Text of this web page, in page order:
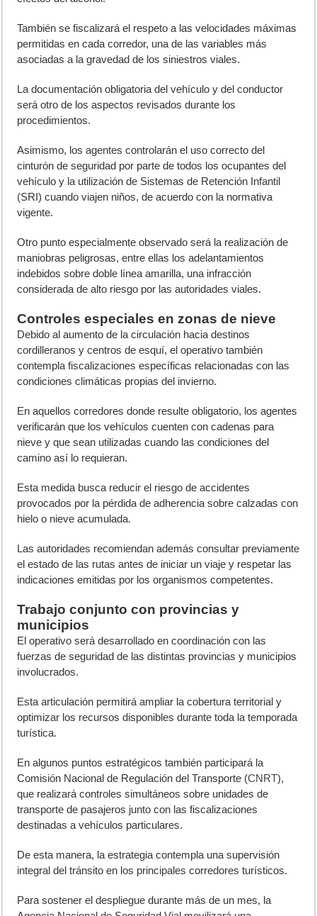
También se fiscalizará el respeto a las velocidades máximas
permitidas en cada corredor, una de las variables más
asociadas a la gravedad de los siniestros viales.
La documentación obligatoria del vehículo y del conductor
será otro de los aspectos revisados durante los
procedimientos.
Asimismo, los agentes controlarán el uso correcto del
cinturón de seguridad por parte de todos los ocupantes del
vehículo y la utilización de Sistemas de Retención Infantil
(SRI) cuando viajen niños, de acuerdo con la normativa
vigente.
Otro punto especialmente observado será la realización de
maniobras peligrosas, entre ellas los adelantamientos
indebidos sobre doble línea amarilla, una infracción
considerada de alto riesgo por las autoridades viales.
Controles especiales en zonas de nieve
Debido al aumento de la circulación hacia destinos
cordilleranos y centros de esquí, el operativo también
contempla fiscalizaciones específicas relacionadas con las
condiciones climáticas propias del invierno.
En aquellos corredores donde resulte obligatorio, los agentes
verificarán que los vehículos cuenten con cadenas para
nieve y que sean utilizadas cuando las condiciones del
camino así lo requieran.
Esta medida busca reducir el riesgo de accidentes
provocados por la pérdida de adherencia sobre calzadas con
hielo o nieve acumulada.
Las autoridades recomiendan además consultar previamente
el estado de las rutas antes de iniciar un viaje y respetar las
indicaciones emitidas por los organismos competentes.
Trabajo conjunto con provincias y
municipios
El operativo será desarrollado en coordinación con las
fuerzas de seguridad de las distintas provincias y municipios
involucrados.
Esta articulación permitirá ampliar la cobertura territorial y
optimizar los recursos disponibles durante toda la temporada
turística.
En algunos puntos estratégicos también participará la
Comisión Nacional de Regulación del Transporte (CNRT),
que realizará controles simultáneos sobre unidades de
transporte de pasajeros junto con las fiscalizaciones
destinadas a vehículos particulares.
De esta manera, la estrategia contempla una supervisión
integral del tránsito en los principales corredores turísticos.
Para sostener el despliegue durante más de un mes, la